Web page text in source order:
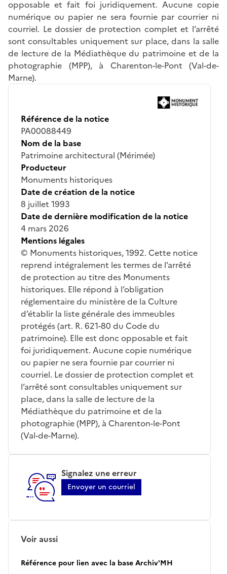
opposable et fait foi juridiquement. Aucune copie
numérique ou papier ne sera fournie par courrier ni
courriel. Le dossier de protection complet et l’arrêté
sont consultables uniquement sur place, dans la salle
de lecture de la Médiathèque du patrimoine et de la
photographie (MPP), à Charenton-le-Pont (Val-de-
Marne).
Référence de la notice
PA00088449
Nom de la base
Patrimoine architectural (Mérimée)
Producteur
Monuments historiques
Date de création de la notice
8 juillet 1993
Date de dernière modification de la notice
4 mars 2026
Mentions légales
© Monuments historiques, 1992. Cette notice
reprend intégralement les termes de l’arrêté
de protection au titre des Monuments
historiques. Elle répond à l’obligation
réglementaire du ministère de la Culture
d’établir la liste générale des immeubles
protégés (art. R. 621-80 du Code du
patrimoine). Elle est donc opposable et fait
foi juridiquement. Aucune copie numérique
ou papier ne sera fournie par courrier ni
courriel. Le dossier de protection complet et
l’arrêté sont consultables uniquement sur
place, dans la salle de lecture de la
Médiathèque du patrimoine et de la
photographie (MPP), à Charenton-le-Pont
(Val-de-Marne).
Signalez une erreur
Envoyer un courriel
Voir aussi
Référence pour lien avec la base Archiv'MH